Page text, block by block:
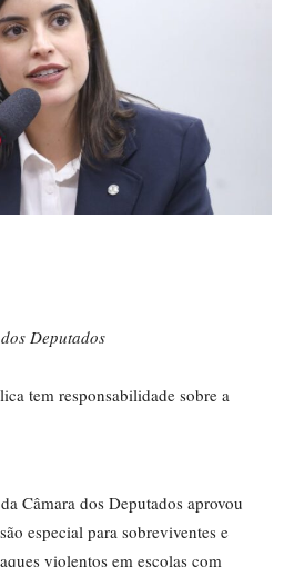
Deputados
tem responsabilidade sobre a
Câmara dos Deputados aprovou
especial para sobreviventes e
violentos em escolas com